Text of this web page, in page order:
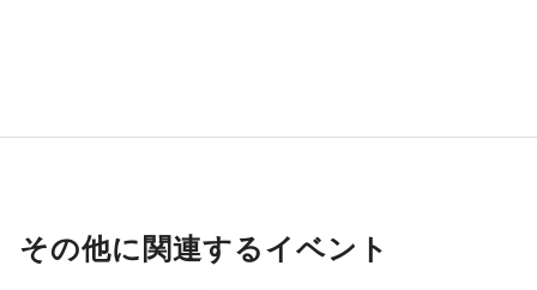
その他に関連するイベント